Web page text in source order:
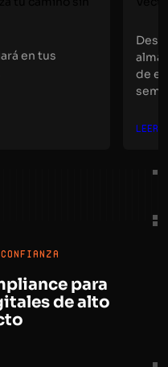
en tus
de
Leer
para
de alto